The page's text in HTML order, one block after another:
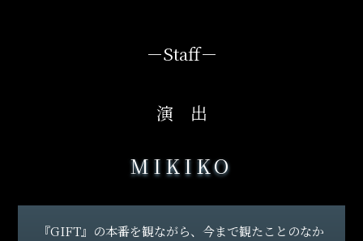
時発売決定！『RE_PRAY』の熱気と興奮をもう一度味
ます。ご自身の座席番号をご確認の上、入場時間に合わ
せたご来場へご協力をお願いいたします。
－Staff－
演 出
MIKIKO
『GIFT』の本番を観ながら、今まで観たことのなか